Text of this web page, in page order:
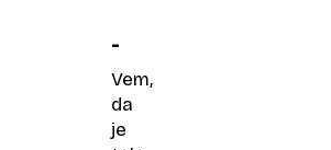
-
Vem,
da
je